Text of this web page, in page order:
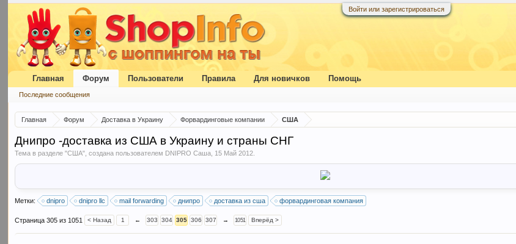
Войти или зарегистрироваться
Главная Форум Доставка в Украину Форвардинговые компании США
Днипро -доставка из США в Украину и страны СНГ
Тема в разделе "США", создана пользователем DNIPRO Саша 15 Май 2012
Метки: dnipro dnipro llc mail forwarding днипро доставка из сша форвардинговая компания
Страница 305 из 1051 < Назад 1 ← 303 304 305 306 307 → 1051 Вперёд >
Главная Форум
Последние сообщения
Пользователи Правила Для новичков Помощь